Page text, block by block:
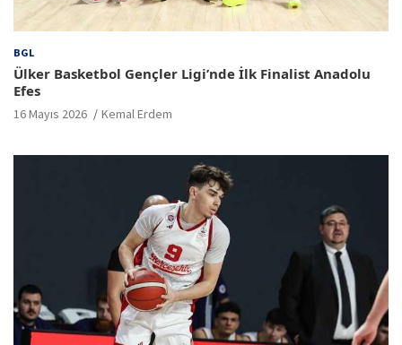
BGL
Ülker Basketbol Gençler Ligi’nde İlk Finalist Anadolu
Efes
16 Mayıs 2026 Kemal Erdem